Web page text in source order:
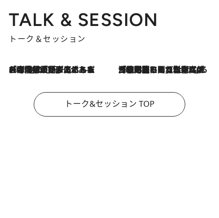
TALK & SESSION
トーク＆セッション
2026.8.3
「今後値上げがあるとすれば…」「リスクがあるのは今年の冬」エネルギー専門家が語る、ホルムズ海峡封鎖が家庭にもたらす“ある心配” 2026.8.3
「住宅建てられない…」「サーチャージ料の高値が続いている」ホルムズ海峡封鎖による影響はいつまで続く？《エネルギー専門家に聞く“どうなる日本の暮らし”》
トーク&セッション TOP